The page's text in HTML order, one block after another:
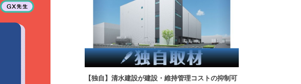
【独自】清水建設が建設・維持管理コストの抑制可